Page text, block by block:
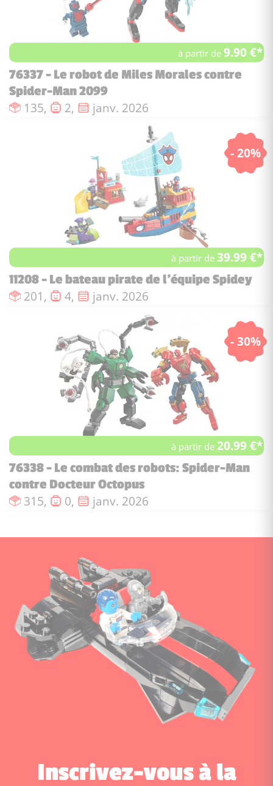
à partir de9.90 €*
76337 - Le robot de Miles Morales contre
Spider-Man 2099
Nombre de pièces :
135, Nombre de figurines :
2, Date de sortie :
janv. 2026
- 20%
à partir de39.99 €*
11208 - Le bateau pirate de l'équipe Spidey
Nombre de pièces :
201, Nombre de figurines :
4, Date de sortie :
janv. 2026
- 30%
à partir de20.99 €*
76338 - Le combat des robots: Spider-Man
contre Docteur Octopus
Nombre de pièces :
315, Nombre de figurines :
0, Date de sortie :
janv. 2026
Inscrivez-vous à la